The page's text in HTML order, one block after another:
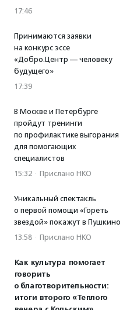
17:46
Принимаются заявки
на конкурс эссе
«Добро.Центр — человеку
будущего»
17:39
В Москве и Петербурге
пройдут тренинги
по профилактике выгорания
для помогающих
специалистов
15:32 · Прислано НКО
Уникальный спектакль
о первой помощи «Гореть
звездой» покажут в Пушкино
13:58 · Прислано НКО
Как культура помогает
говорить
о благотворительности:
итоги второго «Теплого